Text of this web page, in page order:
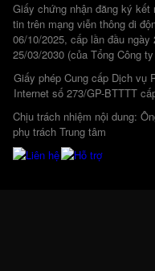
Giấy chứng nhận đăng ký
tin trên mạng viễn thông di
06/10/2025, cấp lần đầu
25/03/2030 (của Tổng Công
Giấy phép Cung cấp Dịch vụ
Internet số 273/GP-BTTTT
Chịu trách nhiệm nội dung:
phụ trách Trung tâm